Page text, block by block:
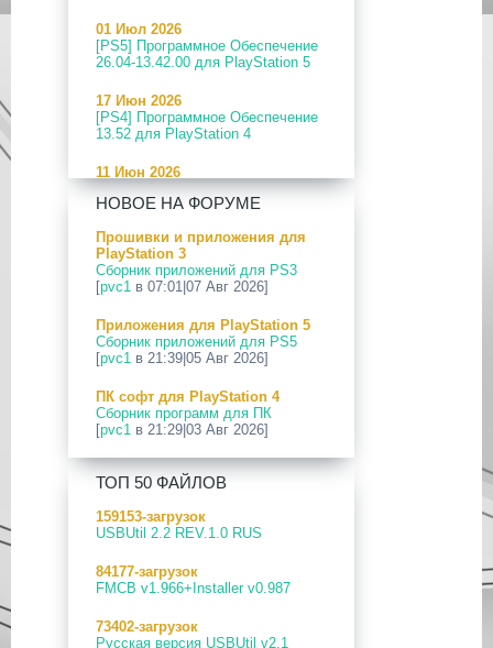
01 Июл 2026
[PS5] Программное Обеспечение
26.04-13.42.00 для PlayStation 5
17 Июн 2026
[PS4] Программное Обеспечение
13.52 для PlayStation 4
11 Июн 2026
[PS5] Программное Обеспечение
26.04-13.40.00 для PlayStation 5
24 Апр 2026
[PS5] Программное Обеспечение
26.03-13.20.00 для PlayStation 5
12 Апр 2026
[PS Portal] Программное
Обеспечение 7.0.2 для PS Portal
09 Апр 2026
[PS3|CFW] webMAN MOD
v1.47.48p
29 Мар 2026
[PS3] PS3HEN v3.5.0
19 Мар 2026
[PS Portal] Программное
18 Мар 2026
4.93 для PlayStation 3
НОВОЕ НА ФОРУМЕ
Прошивки и приложения для
PlayStation 3
Сборник приложений для PS3
[pvc1 в 07:01|07 Авг 2026]
Приложения для PlayStation 5
Сборник приложений для PS5
[pvc1 в 21:39|05 Авг 2026]
ПК софт для PlayStation 4
Сборник программ для ПК
[pvc1 в 21:29|03 Авг 2026]
ПК софт для PlayStation 5
Сборник программ для ПК
Приложения для PlayStation 5
[pvc1в 09:02|03 Авг 2026]
PS5 payload shsrv v0.20
[pvc1в 20:58|02 Авг 2026]
ТОП 50 ФАЙЛОВ
159153-загрузок
USBUtil 2.2 REV.1.0 RUS
84177-загрузок
FMCB v1.966+Installer v0.987
73402-загрузок
Русская версия USBUtil v2.1